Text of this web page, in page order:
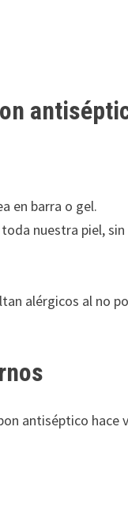
en barra o gel.
nuestra piel, sin
alérgicos al no
antiséptico hace